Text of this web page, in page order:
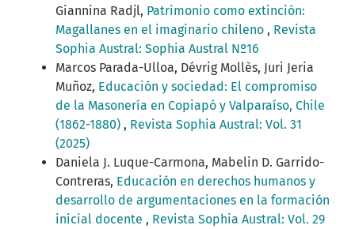
Giannina Radjl, Patrimonio como extinción:
Magallanes en el imaginario chileno , Revista
Sophia Austral: Sophia Austral Nº16
Marcos Parada-Ulloa, Dévrig Mollès, Juri Jeria
Muñoz, Educación y sociedad: El compromiso
de la Masonería en Copiapó y Valparaíso, Chile
(1862-1880) , Revista Sophia Austral: Vol. 31
(2025)
Daniela J. Luque-Carmona, Mabelin D. Garrido-
Contreras, Educación en derechos humanos y
desarrollo de argumentaciones en la formación
inicial docente , Revista Sophia Austral: Vol. 29